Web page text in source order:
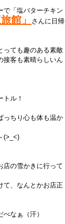
で「塩バターチキン
館」
さんに日帰
っても趣のある素敵
接客も素晴らしいん
ル！
っちり心も体も温か
(>_<)
店の雪かきに行って
て、なんとかお店正
なぁ（汗）